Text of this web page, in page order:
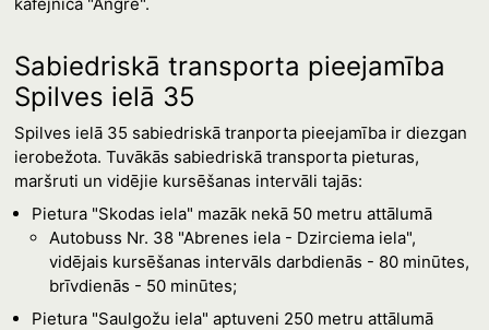
Sabiedriskā transporta pieejamība
Spilves ielā 35
Spilves ielā 35 sabiedriskā tranporta pieejamība ir diezgan
ierobežota. Tuvākās sabiedriskā transporta pieturas,
maršruti un vidējie kursēšanas intervāli tajās:
Pietura "Skodas iela" mazāk nekā 50 metru attālumā
Autobuss Nr. 38 "Abrenes iela - Dzirciema iela",
vidējais kursēšanas intervāls darbdienās - 80 minūtes,
brīvdienās - 50 minūtes;
Pietura "Saulgožu iela" aptuveni 250 metru attālumā